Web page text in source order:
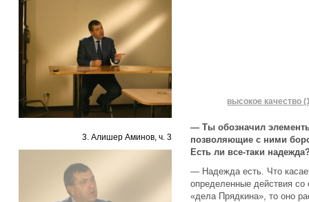
3. Алишер Аминов, ч. 3
высокое качество
— Ты обозначил
позволяющие с ними
Есть ли все-таки
— Надежда есть. Что
определенные действия
«дела Прядкина», то оно